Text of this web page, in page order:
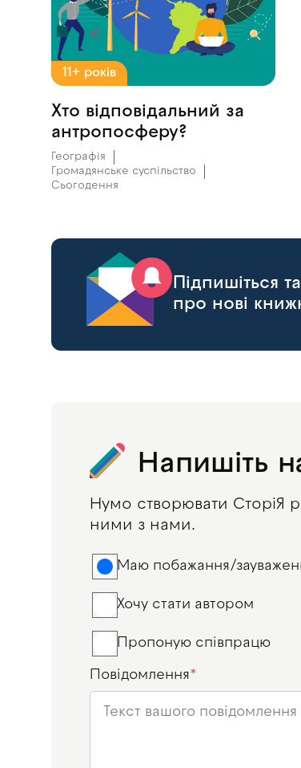
11+ років
Хто відповідальний за
антропосферу?
Географія
Громадянське суспільство
Сьогодення
Підпишіться
про нові
Напишіть
Нумо створювати СторіЯ
ними з нами.
Маю побажання/
Хочу стати автором
Пропоную співпрацю
Повідомлення